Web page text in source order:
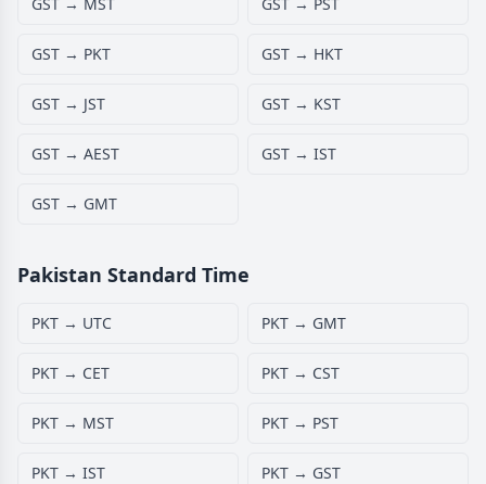
GST → PKT GST → HKT
GST → JST GST → KST
GST → AEST GST → IST
GST → GMT
Pakistan Standard Time
PKT → UTC PKT → GMT
PKT → CET PKT → CST
PKT → MST PKT → PST
PKT → IST PKT → GST